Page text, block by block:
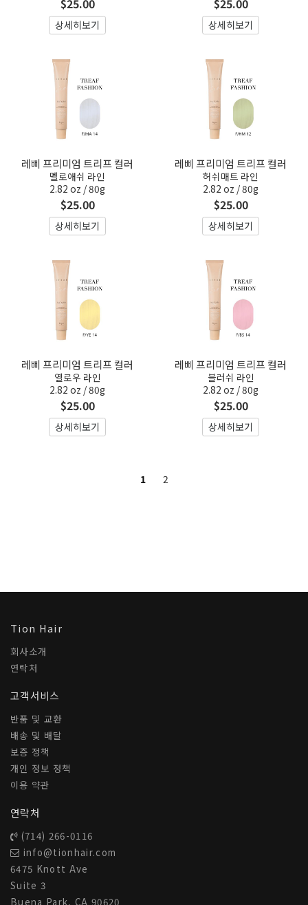
상세히보기 상세히보기
레삐 프리미엄 트리프 컬러
멜로애쉬 라인
2.82 oz / 80g
$25.00
상세히보기
레삐 프리미엄 트리프 컬러
허쉬매트 라인
2.82 oz / 80g
$25.00
상세히보기
레삐 프리미엄 트리프 컬러
옐로우 라인
2.82 oz / 80g
$25.00
상세히보기
레삐 프리미엄 트리프 컬러
블러쉬 라인
2.82 oz / 80g
$25.00
상세히보기
1 2
Tion Hair
회사소개
연락처
고객서비스
반품 및 교환
배송 및 배달
보증 정책
개인 정보 정책
이용 약관
연락처
(714) 266-0116
info@tionhair.com
6475 Knott Ave
Suite 3
Buena Park, CA 90620